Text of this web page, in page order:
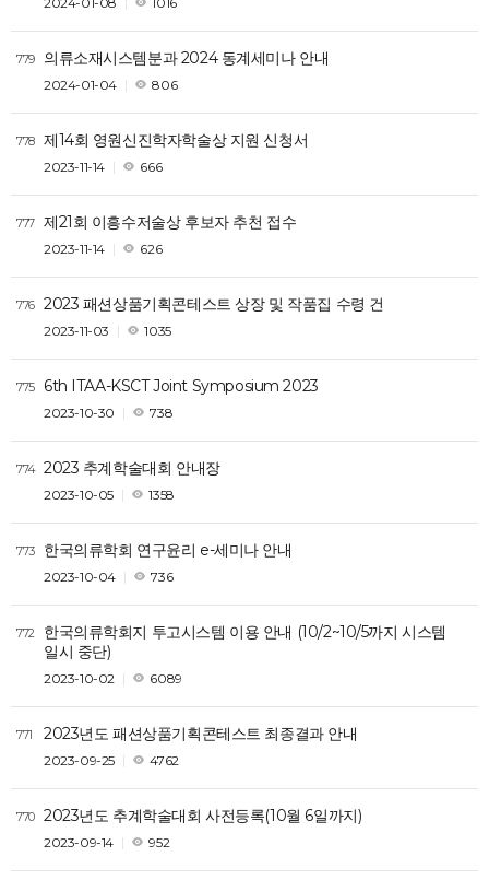
779 의류소재시스템분과 2024 동계세미나 안내
2024-01-04 806
778 제14회 영원신진학자학술상 지원 신청서
2023-11-14 666
777 제21회 이흥수저술상 후보자 추천 접수
2023-11-14 626
776 2023 패션상품기획콘테스트 상장 및 작품집 수령 건
2023-11-03 1035
775 6th ITAA-KSCT Joint Symposium 2023
2023-10-30 738
774 2023 추계학술대회 안내장
2023-10-05 1358
773 한국의류학회 연구윤리 e-세미나 안내
2023-10-04 736
772
한국의류학회지 투고시스템 이용 안내 (10/2~10/5까지 시스템
일시 중단)
2023-10-02 6089
771 2023년도 패션상품기획콘테스트 최종결과 안내
2023-09-25 4762
770 2023년도 추계학술대회 사전등록(10월 6일까지)
2023-09-14 952